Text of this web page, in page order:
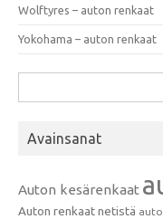
Wolftyres – auton renkaat
Yokohama – auton renkaat
Avainsanat
Auton kesärenkaat
Auton renkaat netistä